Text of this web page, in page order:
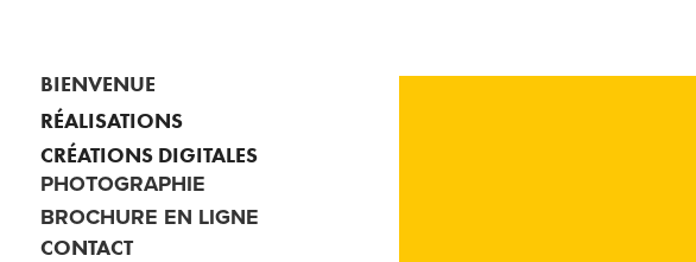
BIENVENUE
RÉALISATIONS
CRÉATIONS DIGITALES
PHOTOGRAPHIE
BROCHURE EN LIGNE
CONTACT